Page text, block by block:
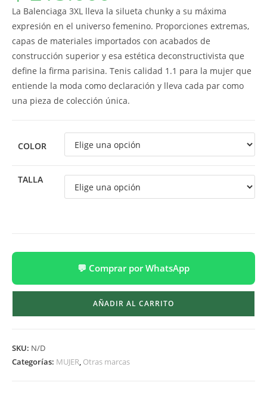
La Balenciaga 3XL lleva la silueta chunky a su máxima
expresión en el universo femenino. Proporciones extremas,
capas de materiales importados con acabados de
construcción superior y esa estética deconstructivista que
define la firma parisina. Tenis calidad 1.1 para la mujer que
entiende la moda como declaración y lleva cada par como
una pieza de colección única.
COLOR
TALLA
💬 Comprar por WhatsApp
AÑADIR AL CARRITO
SKU: N/D
Categorías: MUJER, Otras marcas